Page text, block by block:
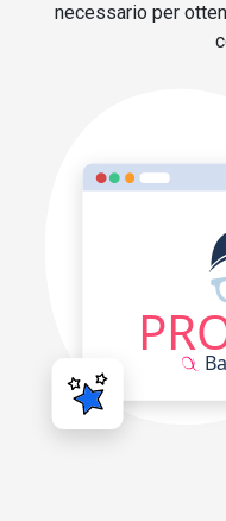
necessario per